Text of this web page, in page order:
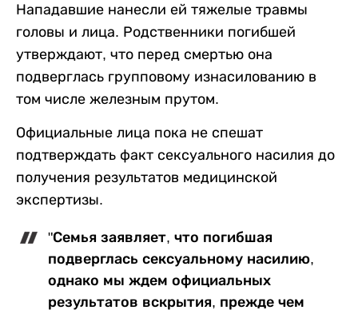
Нападавшие нанесли ей тяжелые травмы
головы и лица. Родственники погибшей
утверждают, что перед смертью она
подверглась групповому изнасилованию в
том числе железным прутом.
Официальные лица пока не спешат
подтверждать факт сексуального насилия до
получения результатов медицинской
экспертизы.
"Семья заявляет, что погибшая
подверглась сексуальному насилию,
однако мы ждем официальных
результатов вскрытия, прежде чем